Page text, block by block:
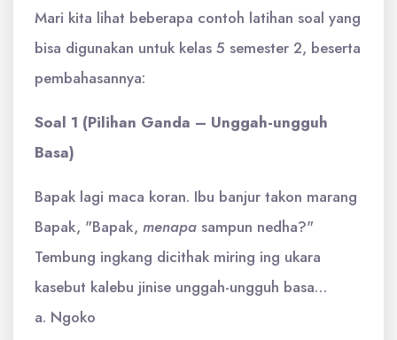
Mari kita lihat beberapa contoh latihan soal yang
bisa digunakan untuk kelas 5 semester 2, beserta
pembahasannya:
Soal 1 (Pilihan Ganda – Unggah-ungguh
Basa)
Bapak lagi maca koran. Ibu banjur takon marang
Bapak, "Bapak, menapa sampun nedha?"
Tembung ingkang dicithak miring ing ukara
kasebut kalebu jinise unggah-ungguh basa…
a. Ngoko